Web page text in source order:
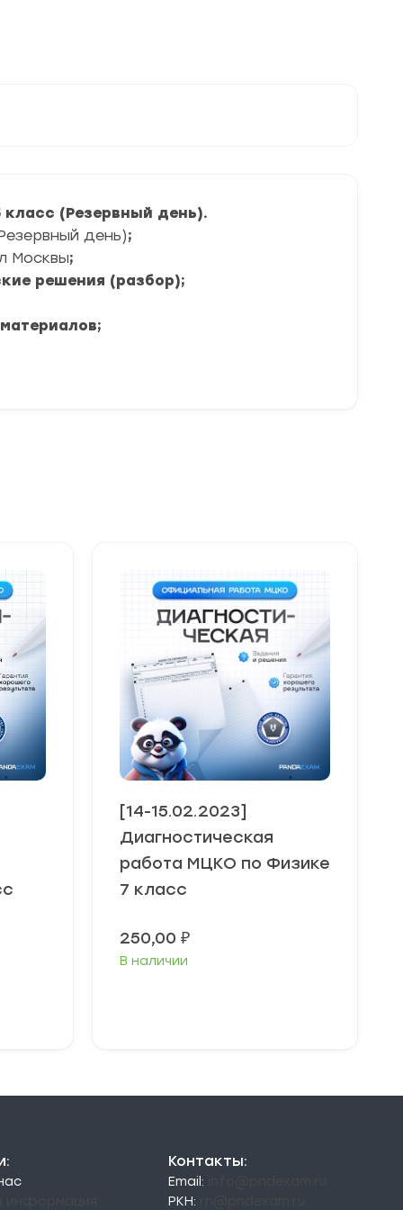
(Резервный день).
день);
Москвы;
решения (разбор);
[14-15.02.2023]
Диагностическая
работа МЦКО по Физике
7 класс
250,00 ₽
В наличии
Контакты:
Email:
РКН: